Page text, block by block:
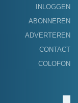
INLOGGEN
ABONNEREN
ADVERTEREN
CONTACT
COLOFON